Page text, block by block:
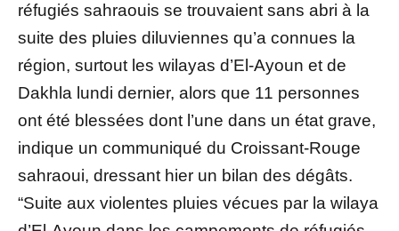
réfugiés sahraouis se trouvaient sans abri à la
suite des pluies diluviennes qu’a connues la
région, surtout les wilayas d’El-Ayoun et de
Dakhla lundi dernier, alors que 11 personnes
ont été blessées dont l’une dans un état grave,
indique un communiqué du Croissant-Rouge
sahraoui, dressant hier un bilan des dégâts.
“Suite aux violentes pluies vécues par la wilaya